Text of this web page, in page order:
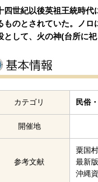
四世紀以後英祖王統時代
ものとされていた。ノ
として、火の神(台所に
カテゴリ 民俗
開催地
参考文献
粟国
最新
沖縄